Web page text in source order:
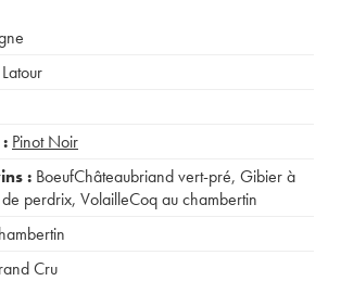
Pinot Noir
: BoeufChâteaubriand vert-pré, Gibier à
de perdrix, VolailleCoq au chambertin
Cru